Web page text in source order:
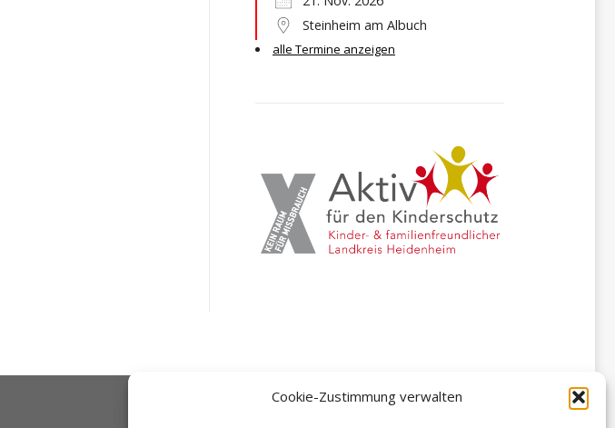
Cookie-Zustimmung verwalten
Steinheim am Albuch
alle Termine anzeigen